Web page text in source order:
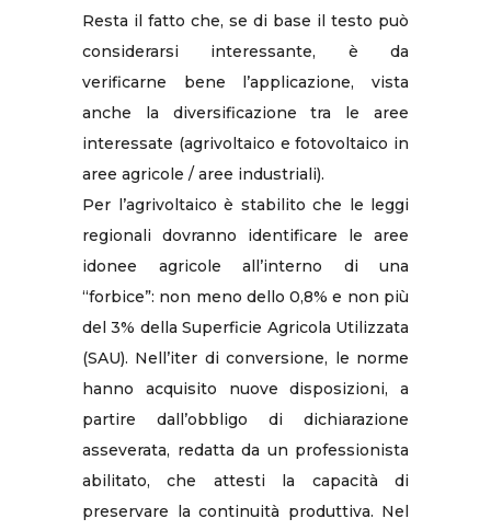
Resta il fatto che, se di base il testo può
considerarsi interessante, è da
verificarne bene l’applicazione, vista
anche la diversificazione tra le aree
interessate (agrivoltaico e fotovoltaico in
aree agricole / aree industriali).
Per l’agrivoltaico è stabilito che le leggi
regionali dovranno identificare le aree
idonee agricole all’interno di una
“forbice”: non meno dello 0,8% e non più
del 3% della Superficie Agricola Utilizzata
(SAU). Nell’iter di conversione, le norme
hanno acquisito nuove disposizioni, a
partire dall’obbligo di dichiarazione
asseverata, redatta da un professionista
abilitato, che attesti la capacità di
preservare la continuità produttiva. Nel